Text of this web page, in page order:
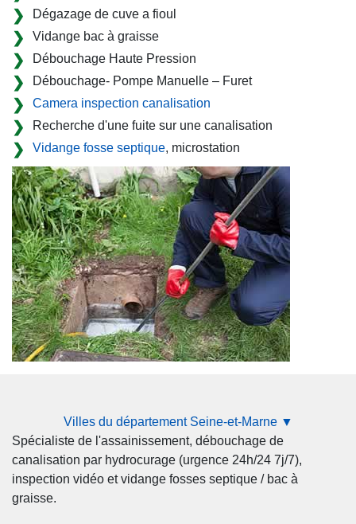
Dégazage de cuve a fioul
Vidange bac à graisse
Débouchage Haute Pression
Débouchage- Pompe Manuelle – Furet
Camera inspection canalisation
Recherche d'une fuite sur une canalisation
Vidange fosse septique, microstation
Villes du département Seine-et-Marne ▼
Spécialiste de l'assainissement, débouchage de
canalisation par hydrocurage (urgence 24h/24 7j/7),
inspection vidéo et vidange fosses septique / bac à
graisse.